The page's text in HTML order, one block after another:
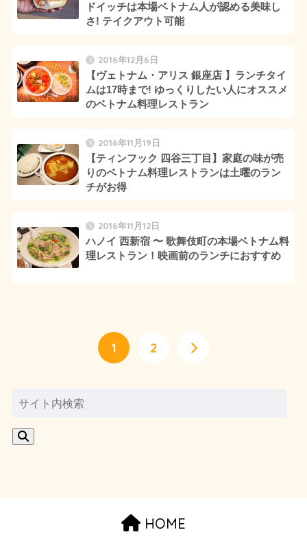
ドイッチは本場ベトナム人が認める美味し
さ! テイクアウト可能
2016年12月6日
【ヴェトナム・アリス 銀座店 】ランチタイ
ムは17時まで! ゆっくりしたい人にオススメ
のベトナム料理レストラン
2016年11月19日
【ティンフック 四谷三丁目】家庭の味が売
りのベトナム料理レストランは土曜のラン
チがお得
2016年11月12日
ハノイ 西新宿 〜 歌舞伎町の本場ベトナム料
理レストラン！映画前のランチにおすすめ
1 2
HOME